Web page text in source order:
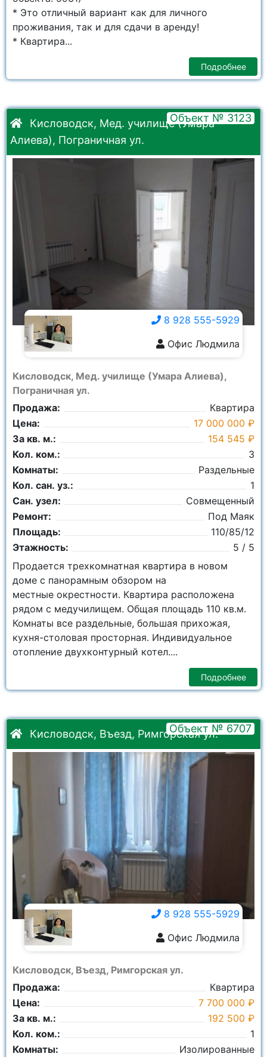
* Это отличный вариант как для личного
проживания, так и для сдачи в аренду!
* Квартира...
Подробнее
Кисловодск, Мед. училище (Умара
Алиева), Пограничная ул.
Объект № 3123
Кисловодск, Мед. училище (Умара Алиева),
Пограничная ул.
Продажа:
Квартира
Цена:
17 000 000 ₽
За кв. м.:
154 545 ₽
Кол. ком.:
3
Комнаты:
Раздельные
Кол. сан. уз.:
1
Сан. узел:
Совмещенный
Ремонт:
Под Маяк
Площадь:
110/85/12
Этажность:
5 / 5
8 928 555-5929
Офис Людмила
Продается трехкомнатная квартира в новом
доме с панорамным обзором на
местные окрестности. Квартира расположена
рядом с медучилищем. Общая площадь 110 кв.м.
Комнаты все раздельные, большая прихожая,
кухня-столовая просторная. Индивидуальное
отопление двухконтурный котел....
Подробнее
Кисловодск, Въезд, Римгорская ул.
Объект № 6707
Кисловодск, Въезд, Римгорская ул.
Продажа:
Квартира
Цена:
7 700 000 ₽
За кв. м.:
192 500 ₽
Кол. ком.:
1
Комнаты:
Изолированные
8 928 555-5929
Офис Людмила